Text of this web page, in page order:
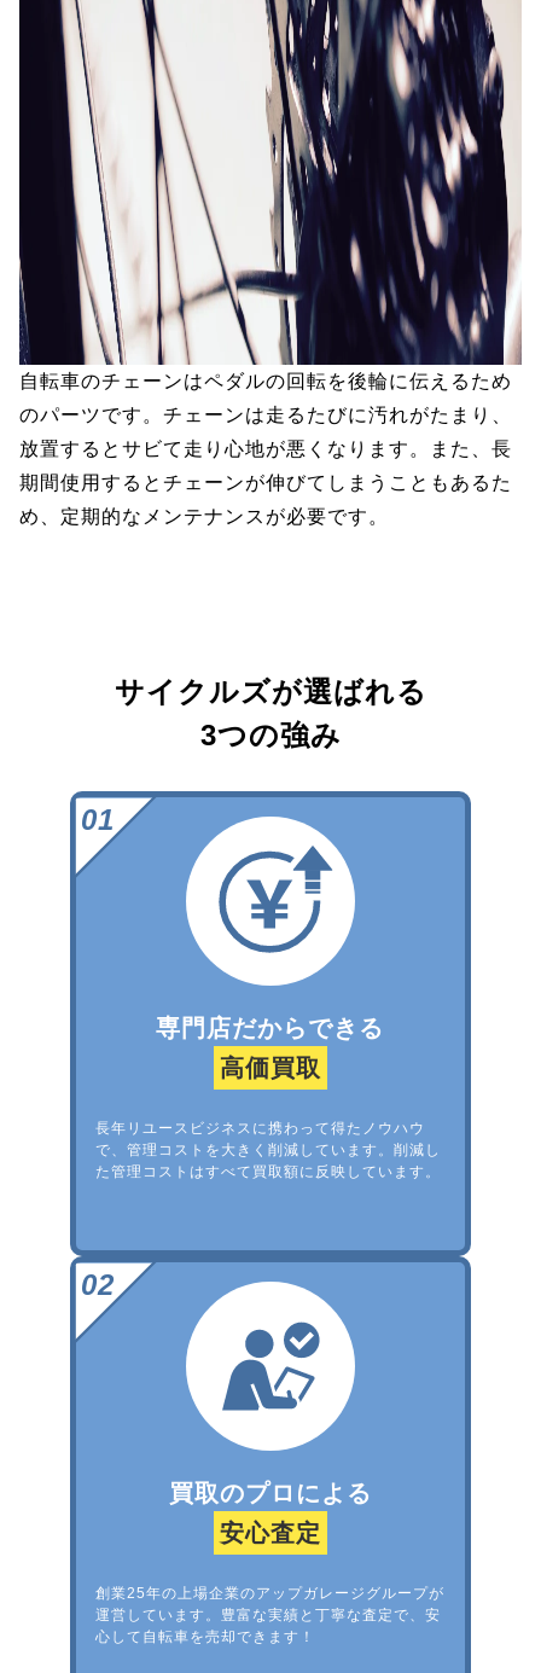
自転車のチェーンはペダルの回転を後輪に伝えるため
のパーツです。チェーンは走るたびに汚れがたまり、
放置するとサビて走り心地が悪くなります。また、長
期間使用するとチェーンが伸びてしまうこともあるた
め、定期的なメンテナンスが必要です。
サイクルズが選ばれる
3つの強み
専門店だからできる
高価買取
長年リユースビジネスに携わって得たノウハウ
で、管理コストを大きく削減しています。削減し
た管理コストはすべて買取額に反映しています。
買取のプロによる
安心査定
創業25年の上場企業のアップガレージグループが
運営しています。豊富な実績と丁寧な査定で、安
心して自転車を売却できます！